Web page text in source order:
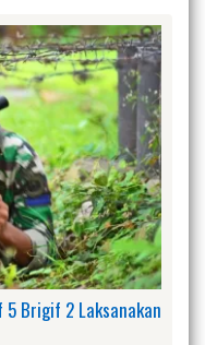
5 Brigif 2 Laksanakan